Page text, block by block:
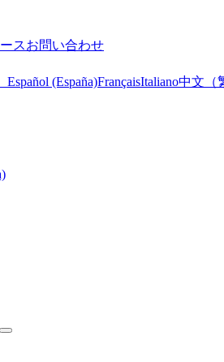
スお問い合わせ
Español (España)FrançaisItaliano中文（